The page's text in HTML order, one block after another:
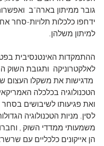
גובר ממיתון בארה"ב
ידחפו כלכלות תלויות-סחר
למיתון משלהן.
ההתמקדות האינטנסיבית
לאלקטרוניקה  ותגובת השוק
מדגישות את משקלו העצום
הטכנולוגיה בכלכלה
ואת פגיעותו לשיבושים
לסין. מניות הטכנולוגיה
משמעותי ממדדי השוק ,
הן אייקונים כלכליים עם